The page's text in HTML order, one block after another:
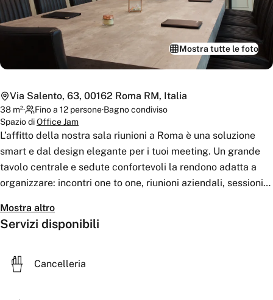
Mostra tutte le foto
Via Salento, 63, 00162 Roma RM, Italia
38 m²· Fino a 12 persone·Bagnocondiviso
Spazio diOffice Jam
L’affitto della nostra sala riunioni a Roma è una soluzione
smart e dal design elegante per i tuoi meeting. Un grande
tavolo centrale e sedute confortevoli la rendono adatta a
organizzare: incontri one to one, riunioni aziendali, sessioni
riunioni è di un massimo di 12 persone.
Mostra altro
Servizi disponibili
Cancelleria